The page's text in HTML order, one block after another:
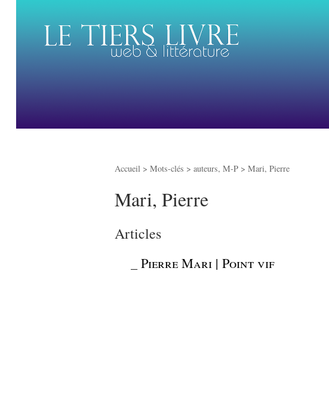
Accueil > Mots-clés > auteurs, M-P > Mari, Pierre
Mari, Pierre
Articles
Pierre Mari | Point vif